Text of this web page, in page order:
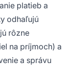
platieb a
odhaľujú
rôzne
na príjmoch) a
a správu